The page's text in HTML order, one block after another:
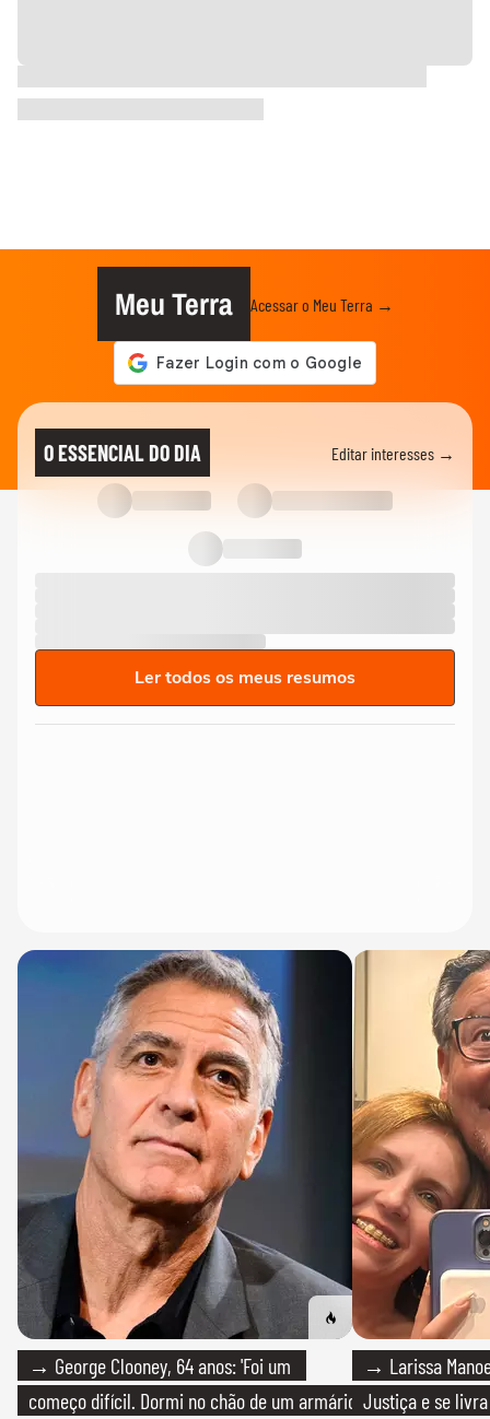
Meu Terra Acessar o Meu Terra →
O ESSENCIAL DO DIA Editar interesses →
Ler todos os meus resumos
→ George Clooney, 64 anos: 'Foi um
começo difícil. Dormi no chão de um armário
→ Larissa
Justiça e se